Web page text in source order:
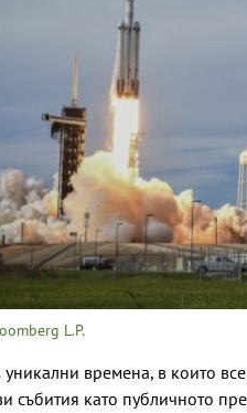
L.P.
времена, в които
събития като публичното